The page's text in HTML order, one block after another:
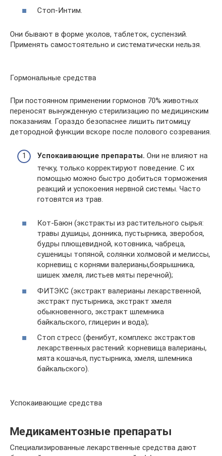
Стоп-Интим.
Они бывают в форме уколов, таблеток, суспензий.
Применять самостоятельно и систематически нельзя.
Гормональные средства
При постоянном применении гормонов 70% животных
переносят вынужденную стерилизацию по медицинским
показаниям. Гораздо безопаснее лишить питомицу
детородной функции вскоре после полового созревания.
Успокаивающие препараты. Они не влияют на
течку, только корректируют поведение. С их
помощью можно быстро добиться торможения
реакций и успокоения нервной системы. Часто
готовятся из трав.
Кот-Баюн (экстракты из растительного сырья:
травы душицы, донника, пустырника, зверобоя,
будры плющевидной, котовника, чабреца,
сушеницы топяной, солянки холмовой и мелиссы,
корневищ с корнями валерианы,боярышника,
шишек хмеля, листьев мяты перечной);
ФИТЭКС (экстракт валерианы лекарственной,
экстракт пустырника, экстракт хмеля
обыкновенного, экстракт шлемника
байкальского, глицерин и вода);
Стоп стресс (фенибут, комплекс экстрактов
лекарственных растений: корневища валерианы,
мята кошачья, пустырника, хмеля, шлемника
байкальского).
Успокаивающие средства
Медикаментозные препараты
Специализированные лекарственные средства дают